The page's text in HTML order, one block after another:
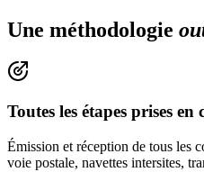
Une méthodologie
Toutes les étapes prises en
Émission et réception de tous les
voie postale, navettes intersites,